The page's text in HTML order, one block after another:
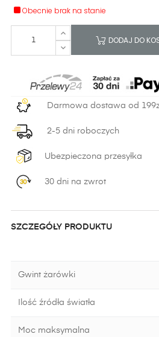
Obecnie brak na stanie
DODAJ DO
Darmowa dostawa od
2-5 dni roboczych
Ubezpieczona przesyłka
30 dni na zwrot
SZCZEGÓŁY PRODUKTU
Gwint żarówki
Ilość źródła światła
Moc maksymalna